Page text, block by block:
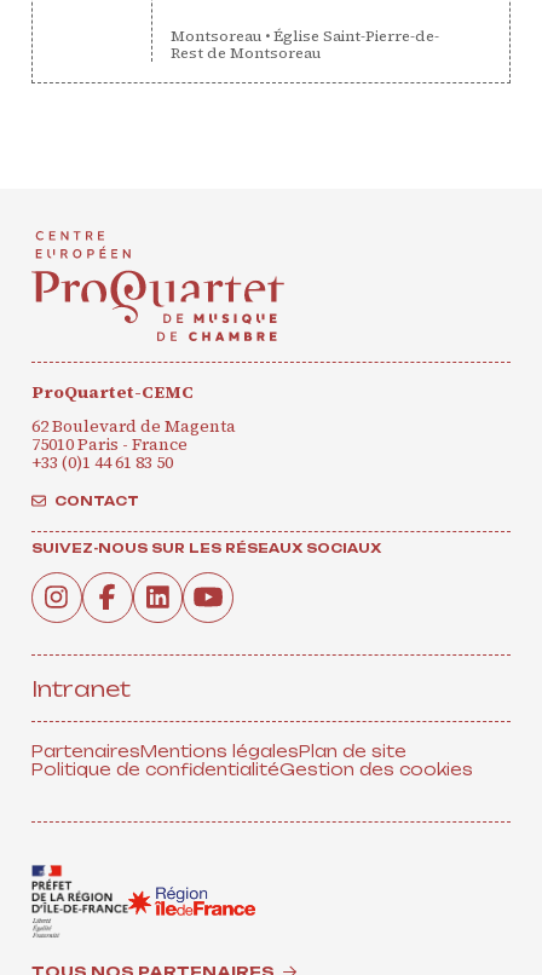
Montsoreau •Église Saint-Pierre-de-
Rest de Montsoreau
ProQuartet-CEMC
62 Boulevard de Magenta
75010 Paris - France
+33 (0)1 44 61 83 50
CONTACT
SUIVEZ-NOUS SUR LES RÉSEAUX SOCIAUX
Intranet
PartenairesMentions légalesPlan de site
Politique de confidentialitéGestion des cookies
CONTACT